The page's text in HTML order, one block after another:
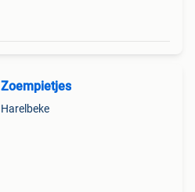
Zoempietjes
Harelbeke